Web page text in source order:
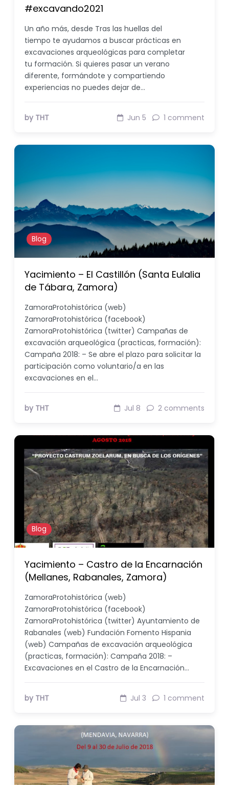
#excavando2021
Un año más, desde Tras las huellas del
tiempo te ayudamos a buscar prácticas en
excavaciones arqueológicas para completar
tu formación. Si quieres pasar un verano
diferente, formándote y compartiendo
experiencias no puedes dejar de…
by THT Jun 5 1 comment
Blog
Yacimiento – El Castillón (Santa Eulalia
de Tábara, Zamora)
ZamoraProtohistórica (web)
ZamoraProtohistórica (facebook)
ZamoraProtohistórica (twitter) Campañas de
excavación arqueológica (practicas, formación):
Campaña 2018: – Se abre el plazo para solicitar la
participación como voluntario/a en las
excavaciones en el…
by THT Jul 8 2 comments
Blog
Yacimiento – Castro de la Encarnación
(Mellanes, Rabanales, Zamora)
ZamoraProtohistórica (web)
ZamoraProtohistórica (facebook)
ZamoraProtohistórica (twitter) Ayuntamiento de
Rabanales (web) Fundación Fomento Hispania
(web) Campañas de excavación arqueológica
(practicas, formación): Campaña 2018: –
Excavaciones en el Castro de la Encarnación…
by THT Jul 3 1 comment